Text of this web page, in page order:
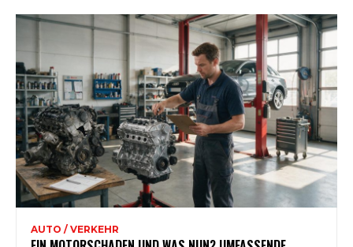
AUTO / VERKEHR